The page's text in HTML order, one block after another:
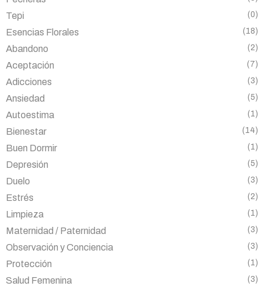
Tepi (0)
Esencias Florales (18)
Abandono (2)
Aceptación (7)
Adicciones (3)
Ansiedad (5)
Autoestima (1)
Bienestar (14)
Buen Dormir (1)
Depresión (5)
Duelo (3)
Estrés (2)
Limpieza (1)
Maternidad / Paternidad (3)
Observación y Conciencia (3)
Protección (1)
Salud Femenina (3)